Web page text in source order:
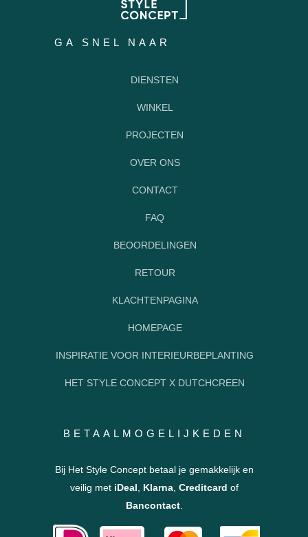
GA SNEL NAAR
DIENSTEN
WINKEL
PROJECTEN
OVER ONS
CONTACT
FAQ
BEOORDELINGEN
RETOUR
KLACHTENPAGINA
HOMEPAGE
INSPIRATIE VOOR INTERIEURBEPLANTING
HET STYLE CONCEPT X DUTCHCREEN
BETAALMOGELIJKEDEN
Bij Het Style Concept betaal je gemakkelijk en
veilig met iDeal Klarna, Creditcard of
Bancontact.